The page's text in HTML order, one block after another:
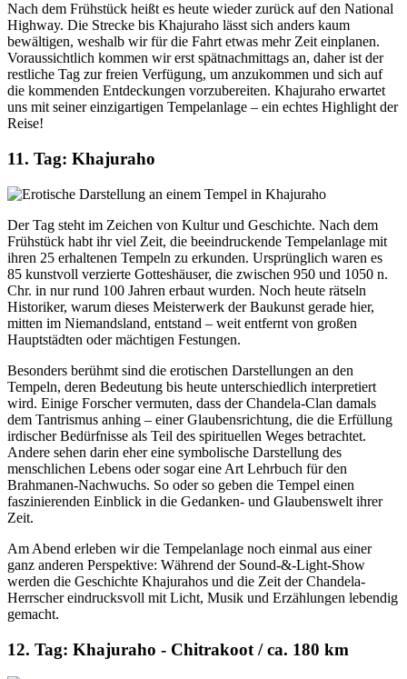
Nach dem Frühstück heißt es heute wieder zurück auf den National
Highway. Die Strecke bis Khajuraho lässt sich anders kaum
bewältigen, weshalb wir für die Fahrt etwas mehr Zeit einplanen.
Voraussichtlich kommen wir erst spätnachmittags an, daher ist der
restliche Tag zur freien Verfügung, um anzukommen und sich auf
die kommenden Entdeckungen vorzubereiten. Khajuraho erwartet
uns mit seiner einzigartigen Tempelanlage – ein echtes Highlight der
Reise!
11. Tag: Khajuraho
Der Tag steht im Zeichen von Kultur und Geschichte. Nach dem
Frühstück habt ihr viel Zeit, die beeindruckende Tempelanlage mit
ihren 25 erhaltenen Tempeln zu erkunden. Ursprünglich waren es
85 kunstvoll verzierte Gotteshäuser, die zwischen 950 und 1050 n.
Chr. in nur rund 100 Jahren erbaut wurden. Noch heute rätseln
Historiker, warum dieses Meisterwerk der Baukunst gerade hier,
mitten im Niemandsland, entstand – weit entfernt von großen
Hauptstädten oder mächtigen Festungen.
Besonders berühmt sind die erotischen Darstellungen an den
Tempeln, deren Bedeutung bis heute unterschiedlich interpretiert
wird. Einige Forscher vermuten, dass der Chandela-Clan damals
dem Tantrismus anhing – einer Glaubensrichtung, die die Erfüllung
irdischer Bedürfnisse als Teil des spirituellen Weges betrachtet.
Andere sehen darin eher eine symbolische Darstellung des
menschlichen Lebens oder sogar eine Art Lehrbuch für den
Brahmanen-Nachwuchs. So oder so geben die Tempel einen
faszinierenden Einblick in die Gedanken- und Glaubenswelt ihrer
Zeit.
Am Abend erleben wir die Tempelanlage noch einmal aus einer
ganz anderen Perspektive: Während der Sound-&-Light-Show
werden die Geschichte Khajurahos und die Zeit der Chandela-
Herrscher eindrucksvoll mit Licht, Musik und Erzählungen lebendig
gemacht.
12. Tag: Khajuraho - Chitrakoot / ca. 180 km